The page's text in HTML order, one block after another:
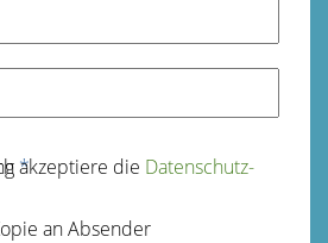
*
akzeptiere die Datenschutz­
an Absender